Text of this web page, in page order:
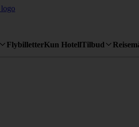
FlybilletterKun HotellTilbud